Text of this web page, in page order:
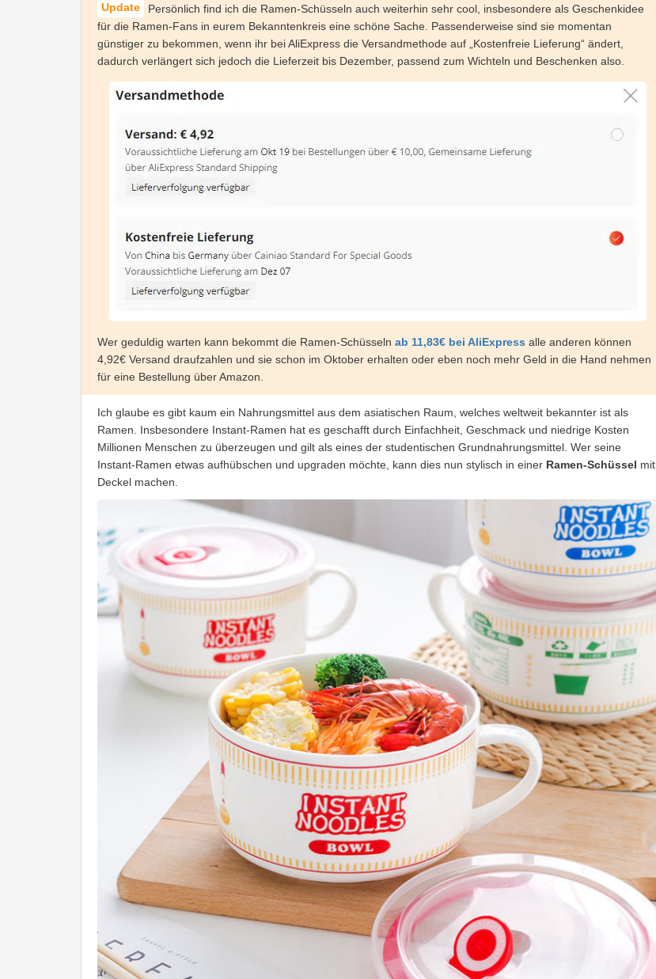
Persönlich find ich die Ramen-Schüsseln auch weiterhin sehr cool, insbesondere als Geschenkidee
für die Ramen-Fans in eurem Bekanntenkreis eine schöne Sache. Passenderweise sind sie momentan
günstiger zu bekommen, wenn ihr bei AliExpress die Versandmethode auf „Kostenfreie Lieferung“ ändert,
dadurch verlängert sich jedoch die Lieferzeit bis Dezember, passend zum Wichteln und Beschenken also.
Wer geduldig warten kann bekommt die Ramen-Schüsseln ab 11,83€ bei AliExpress alle anderen können
4,92€ Versand draufzahlen und sie schon im Oktober erhalten oder eben noch mehr Geld in die Hand nehmen
für eine Bestellung über Amazon.
Ich glaube es gibt kaum ein Nahrungsmittel aus dem asiatischen Raum, welches weltweit bekannter ist als
Ramen. Insbesondere Instant-Ramen hat es geschafft durch Einfachheit, Geschmack und niedrige Kosten
Millionen Menschen zu überzeugen und gilt als eines der studentischen Grundnahrungsmittel. Wer seine
Instant-Ramen etwas aufhübschen und upgraden möchte, kann dies nun stylisch in einer Ramen-Schüssel mit
Deckel machen.